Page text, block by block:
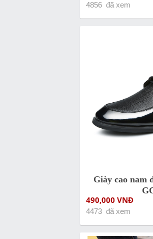
4856 đã xem
Giày cao nam
490,000 VNĐ
4473 đã xem